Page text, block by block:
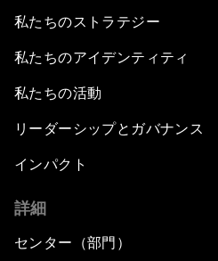
私たちのストラテジー
私たちのアイデンティティ
私たちの活動
リーダーシップとガバナンス
インパクト
詳細
センター（部門）